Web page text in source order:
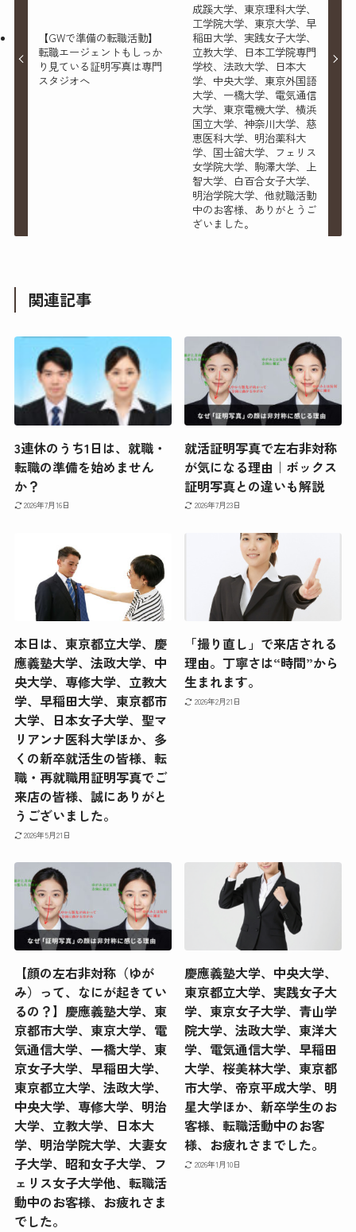
【GWで準備の転職活動】
転職エージェントもしっか
り見ている証明写真は専門
スタジオへ
成蹊大学、東京理科大学、
工学院大学、東京大学、早
稲田大学、実践女子大学、
立教大学、日本工学院専門
学校、法政大学、日本大
学、中央大学、東京外国語
大学、一橋大学、電気通信
大学、東京電機大学、横浜
国立大学、神奈川大学、慈
恵医科大学、明治薬科大
学、国士舘大学、フェリス
女学院大学、駒澤大学、上
智大学、白百合女子大学、
明治学院大学、他就職活動
中のお客様、ありがとうご
ざいました。
関連記事
3連休のうち1日は、就職・
転職の準備を始めません
か？
2026年7月16日
就活証明写真で左右非対称
が気になる理由｜ボックス
証明写真との違いも解説
2026年7月23日
本日は、東京都立大学、慶
應義塾大学、法政大学、中
央大学、専修大学、立教大
学、早稲田大学、東京都市
大学、日本女子大学、聖マ
リアンナ医科大学ほか、多
くの新卒就活生の皆様、転
職・再就職用証明写真でご
来店の皆様、誠にありがと
うございました。
2026年5月21日
「撮り直し」で来店される
理由。丁寧さは“時間”から
生まれます。
2026年2月21日
【顔の左右非対称（ゆが
み）って、なにが起きてい
るの？】慶應義塾大学、東
京都市大学、東京大学、電
気通信大学、一橋大学、東
京女子大学、早稲田大学、
東京都立大学、法政大学、
中央大学、専修大学、明治
大学、立教大学、日本大
学、明治学院大学、大妻女
子大学、昭和女子大学、フ
ェリス女子大学他、転職活
動中のお客様、お疲れさま
でした。
慶應義塾大学、中央大学、
東京都立大学、実践女子大
学、東京女子大学、青山学
院大学、法政大学、東洋大
学、電気通信大学、早稲田
大学、桜美林大学、東京都
市大学、帝京平成大学、明
星大学ほか、新卒学生のお
客様、転職活動中のお客
様、お疲れさまでした。
2026年1月10日